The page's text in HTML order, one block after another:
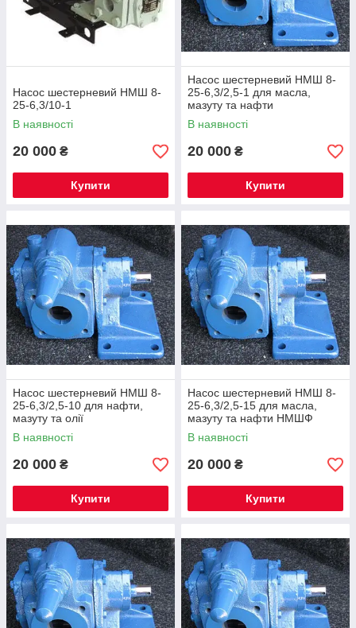
Насос шестерневий НМШ 8-
25-6,3/10-1
В наявності
20 000 ₴
Купити
Насос шестерневий НМШ 8-
25-6,3/2,5-1 для масла,
мазуту та нафти
В наявності
20 000 ₴
Купити
Насос шестерневий НМШ 8-
25-6,3/2,5-10 для нафти,
мазуту та олії
В наявності
20 000 ₴
Купити
Насос шестерневий НМШ 8-
25-6,3/2,5-15 для масла,
мазуту та нафти НМШФ
В наявності
20 000 ₴
Купити